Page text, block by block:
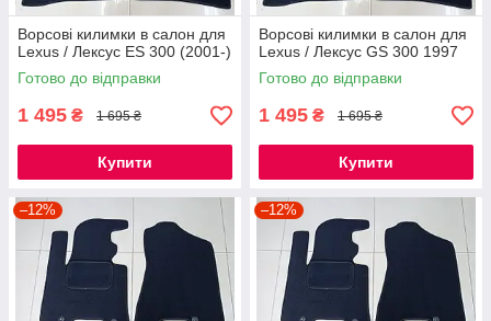
Ворсові килимки в салон для
Lexus / Лексус ES 300 (2001-)
Готово до відправки
1 495 ₴ 1 695 ₴
Купити
Ворсові килимки в салон для
Lexus / Лексус GS 300 1997
Готово до відправки
1 495 ₴ 1 695 ₴
Купити
–12% –12%